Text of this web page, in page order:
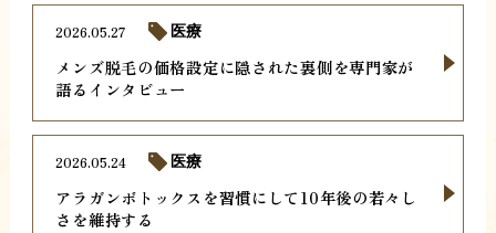
メンズ脱毛の価格設定に隠された裏側を専門家が
語るインタビュー
2026.05.27 医療
アラガンボトックスを習慣にして10年後の若々し
さを維持する
2026.05.24 医療